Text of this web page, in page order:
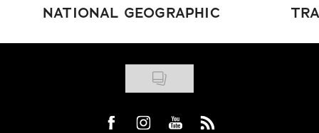
NATIONAL GEOGRAPHIC
Visit us on Facebook
Visit us on Instagram
Visit us on Youtube
Visit us on Rss